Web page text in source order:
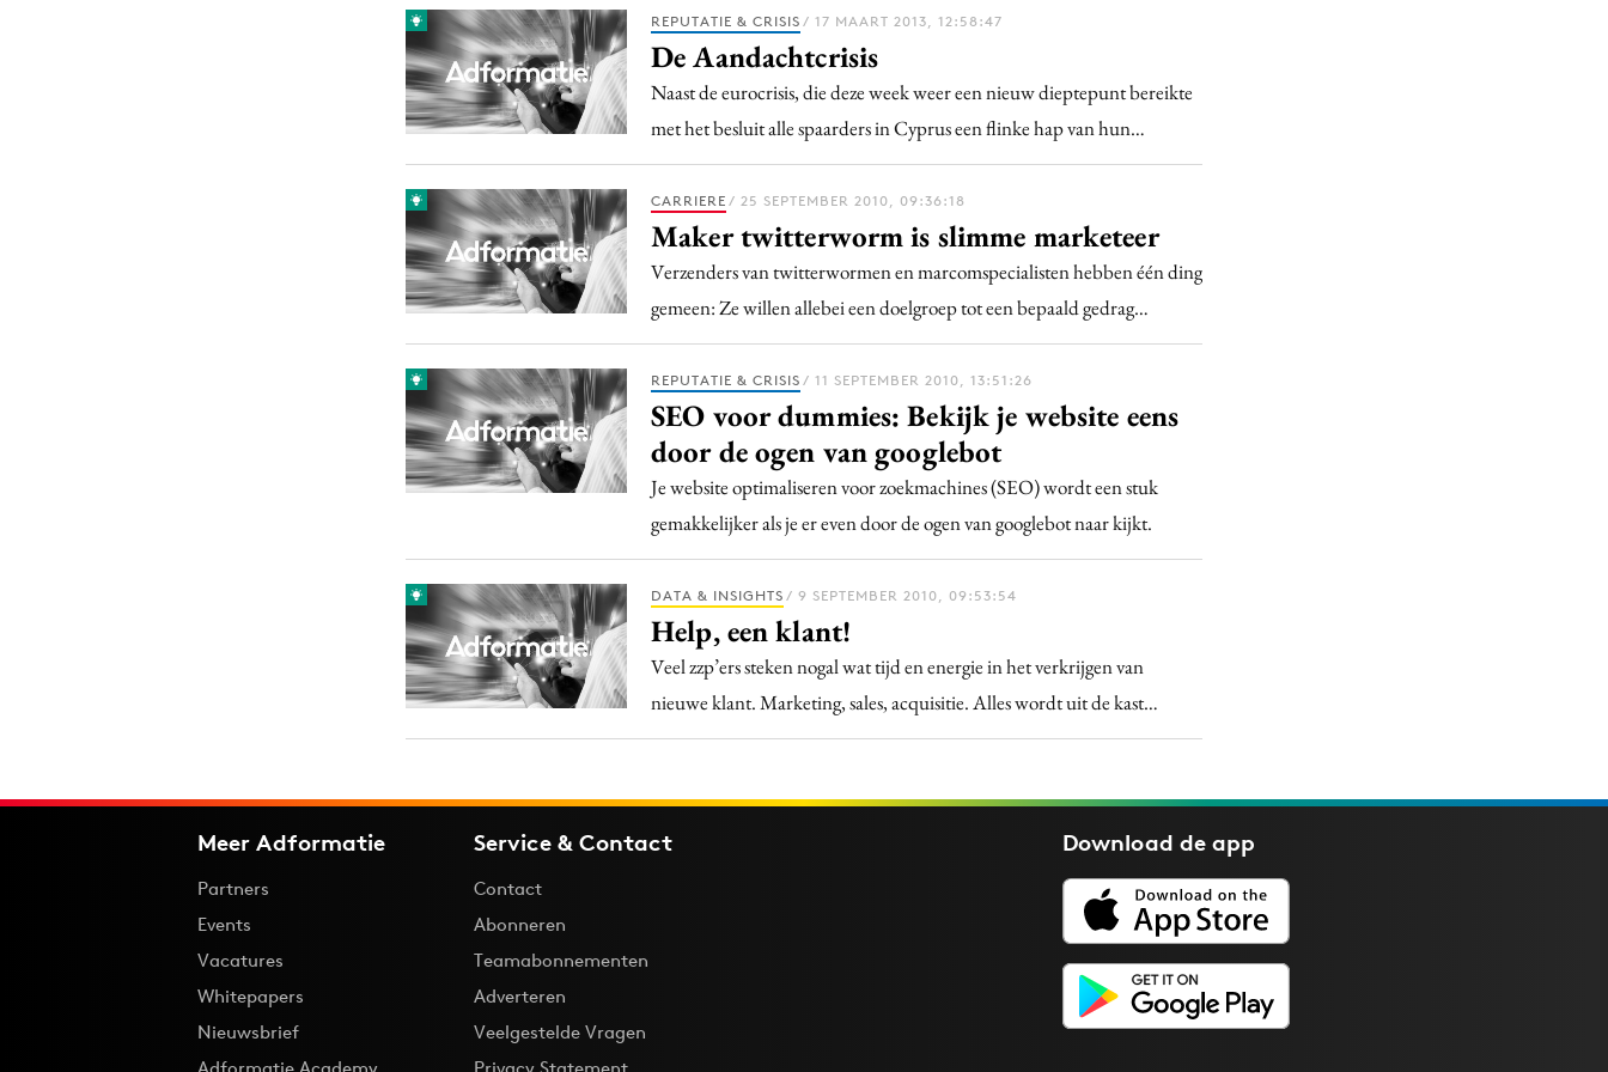
Gedragsverandering
Influencer marketing
Interne communicatie
Reputatie & crisis
REPUTATIE & CRISIS / 17 MAART 2013, 12:58:47
De Aandachtcrisis
Naast de eurocrisis, die deze week weer een nieuw dieptepunt bereikte
met het besluit alle spaarders in Cyprus een flinke hap van hun…
CARRIERE / 25 SEPTEMBER 2010, 09:36:18
Maker twitterworm is slimme marketeer
Verzenders van twitterwormen en marcomspecialisten hebben één ding
gemeen: Ze willen allebei een doelgroep tot een bepaald gedrag…
REPUTATIE & CRISIS / 11 SEPTEMBER 2010, 13:51:26
SEO voor dummies: Bekijk je website eens
door de ogen van googlebot
Je website optimaliseren voor zoekmachines (SEO) wordt een stuk
gemakkelijker als je er even door de ogen van googlebot naar kijkt.
DATA & INSIGHTS / 9 SEPTEMBER 2010, 09:53:54
Help, een klant!
Veel zzp’ers steken nogal wat tijd en energie in het verkrijgen van
nieuwe klant. Marketing, sales, acquisitie. Alles wordt uit de kast…
Meer Adformatie
Partners
Events
Vacatures
Whitepapers
Nieuwsbrief
Service & Contact
Contact
Abonneren
Teamabonnementen
Adverteren
Veelgestelde Vragen
Download deapp